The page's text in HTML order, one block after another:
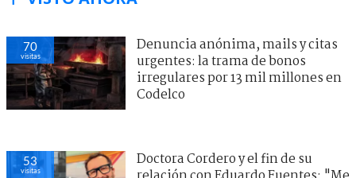
70
visitas
Denuncia anónima, mails y citas
urgentes: la trama de bonos
irregulares por 13 mil millones en
Codelco
53
visitas
Doctora Cordero y el fin de su